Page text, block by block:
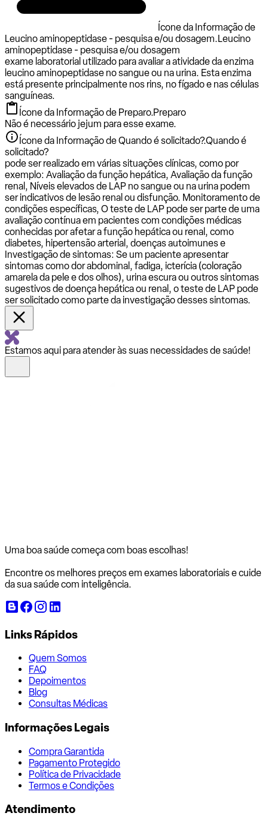
Ícone da Informação de
Leucino aminopeptidase - pesquisa e/ou dosagem.Leucino
aminopeptidase - pesquisa e/ou dosagem
exame laboratorial utilizado para avaliar a atividade da enzima
leucino aminopeptidase no sangue ou na urina. Esta enzima
está presente principalmente nos rins, no fígado e nas células
sanguíneas.
Ícone da Informação de Preparo.Preparo
Não é necessário jejum para esse exame.
Ícone da Informação de Quando é solicitado?.Quando é
solicitado?
pode ser realizado em várias situações clínicas, como por
exemplo: Avaliação da função hepática, Avaliação da função
renal, Níveis elevados de LAP no sangue ou na urina podem
ser indicativos de lesão renal ou disfunção. Monitoramento de
condições específicas, O teste de LAP pode ser parte de uma
avaliação contínua em pacientes com condições médicas
conhecidas por afetar a função hepática ou renal, como
diabetes, hipertensão arterial, doenças autoimunes e
Investigação de sintomas: Se um paciente apresentar
sintomas como dor abdominal, fadiga, icterícia (coloração
amarela da pele e dos olhos), urina escura ou outros sintomas
sugestivos de doença hepática ou renal, o teste de LAP pode
ser solicitado como parte da investigação desses sintomas.
Estamos aqui para atender às suas necessidades de saúde!
Uma boa saúde começa com boas escolhas!
Encontre os melhores preços em exames laboratoriais e cuide
da sua saúde com inteligência.
Links Rápidos
Quem Somos
FAQ
Depoimentos
Blog
Consultas Médicas
Informações Legais
Compra Garantida
Pagamento Protegido
Política de Privacidade
Termos e Condições
Atendimento